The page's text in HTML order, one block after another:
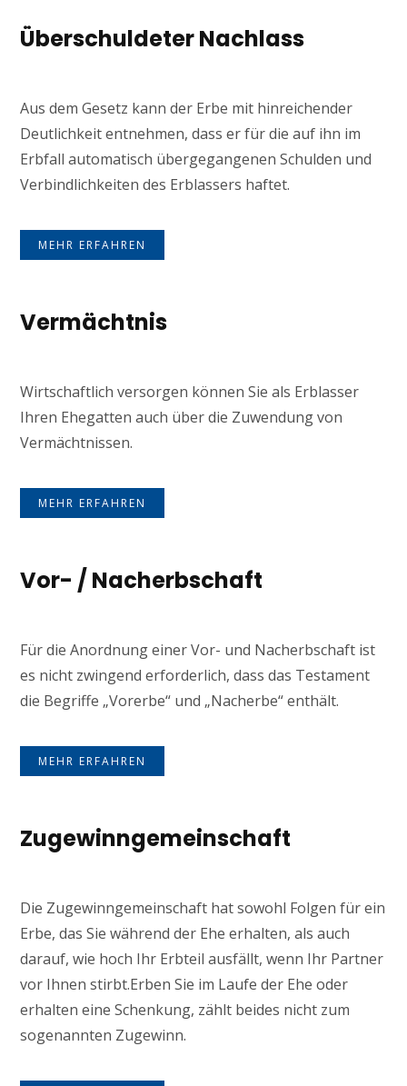
Überschuldeter Nachlass
Aus dem Gesetz kann der Erbe mit hinreichender
Deutlichkeit entnehmen, dass er für die auf ihn im
Erbfall automatisch übergegangenen Schulden und
Verbindlichkeiten des Erblassers haftet.
MEHR ERFAHREN
Vermächtnis
Wirtschaftlich versorgen können Sie als Erblasser
Ihren Ehegatten auch über die Zuwendung von
Vermächtnissen.
MEHR ERFAHREN
Vor- / Nacherbschaft
Für die Anordnung einer Vor- und Nacherbschaft ist
es nicht zwingend erforderlich, dass das Testament
die Begriffe „Vorerbe“ und „Nacherbe“ enthält.
MEHR ERFAHREN
Zugewinngemeinschaft
Die Zugewinngemeinschaft hat sowohl Folgen für ein
Erbe, das Sie während der Ehe erhalten, als auch
darauf, wie hoch Ihr Erbteil ausfällt, wenn Ihr Partner
vor Ihnen stirbt.Erben Sie im Laufe der Ehe oder
erhalten eine Schenkung, zählt beides nicht zum
sogenannten Zugewinn.